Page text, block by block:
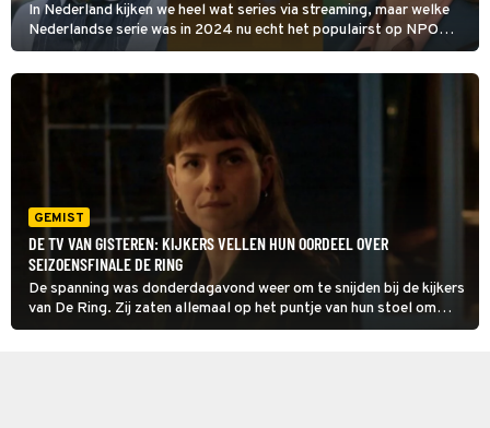
In Nederland kijken we heel wat series via streaming, maar welke
Nederlandse serie was in 2024 nu echt het populairst op NPO
Start? De winnaar is eindelijk bekend!
GEMIST
DE TV VAN GISTEREN: KIJKERS VELLEN HUN OORDEEL OVER
SEIZOENSFINALE DE RING
De spanning was donderdagavond weer om te snijden bij de kijkers
van De Ring. Zij zaten allemaal op het puntje van hun stoel om
erachter te komen of Anna (Hannah Hoekstra) nu wel of niet haar